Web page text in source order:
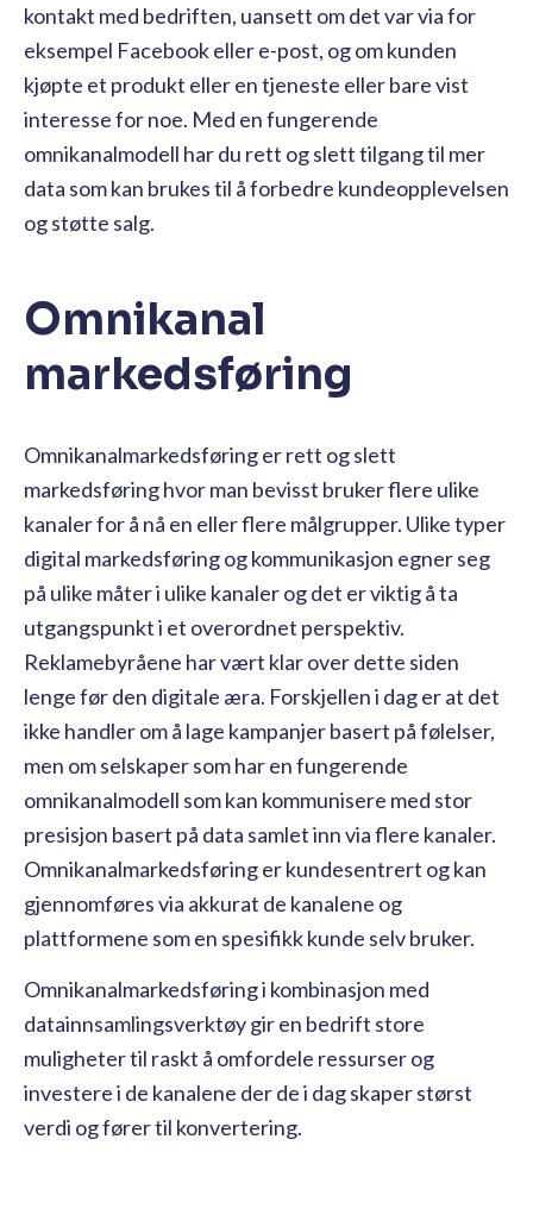
kontakt med bedriften, uansett om det var via for
eksempel Facebook eller e-post, og om kunden
kjøpte et produkt eller en tjeneste eller bare vist
interesse for noe. Med en fungerende
omnikanalmodell har du rett og slett tilgang til mer
data som kan brukes til å forbedre kundeopplevelsen
og støtte salg.
Omnikanal
markedsføring
Omnikanalmarkedsføring er rett og slett
markedsføring hvor man bevisst bruker flere ulike
kanaler for å nå en eller flere målgrupper. Ulike typer
digital markedsføring og kommunikasjon egner seg
på ulike måter i ulike kanaler og det er viktig å ta
utgangspunkt i et overordnet perspektiv.
Reklamebyråene har vært klar over dette siden
lenge før den digitale æra. Forskjellen i dag er at det
ikke handler om å lage kampanjer basert på følelser,
men om selskaper som har en fungerende
omnikanalmodell som kan kommunisere med stor
presisjon basert på data samlet inn via flere kanaler.
Omnikanalmarkedsføring er kundesentrert og kan
gjennomføres via akkurat de kanalene og
plattformene som en spesifikk kunde selv bruker.
Omnikanalmarkedsføring i kombinasjon med
datainnsamlingsverktøy gir en bedrift store
muligheter til raskt å omfordele ressurser og
investere i de kanalene der de i dag skaper størst
verdi og fører til konvertering.